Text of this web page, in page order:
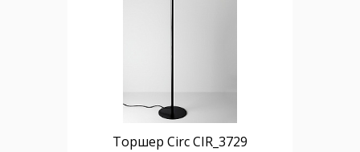
Торшер Circ CIR_3729